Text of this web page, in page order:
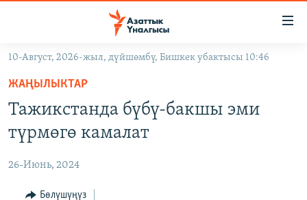
Навигацияга
өтүңүз
Издөөгө
салыңыз
ЭКОНОМИКА
МАДАНИЯТ
БОРБОР АЗИЯ
УКРАИНА
АТАЙЫН ИЛИКТӨӨ
ТВ ПРОГРАММАЛАР
10-Август, 2026-жыл, дүйшөмбү, Бишкек убактысы 10:46
ЖАҢЫЛЫКТАР
Тажикстанда бүбү-бакшы эми
түрмөгө камалат
26-Июнь, 2024
Бөлүшүңүз